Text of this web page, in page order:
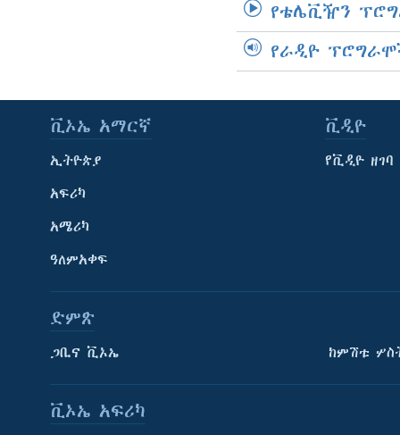
የቴሌቪዥን
የራዲዮ
ቪኦኤ አማርኛ
ኢትዮጵያ
አፍሪካ
አሜሪካ
ዓለምአቀፍ
ቪዲዮ
የቪዲዮ ዘገባ
ድምጽ
ጋቢና ቪኦኤ ከምሽቱ
ቪኦኤ አፍሪካ